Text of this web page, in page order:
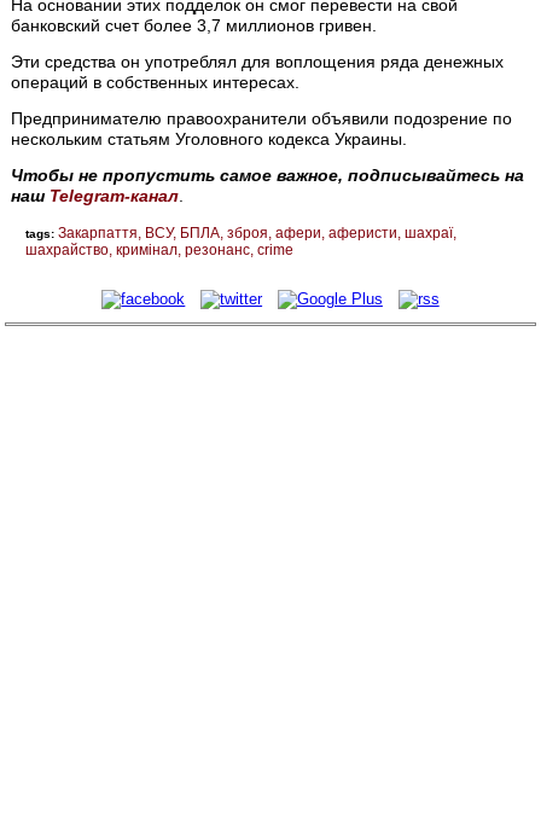
На основании этих подделок он смог перевести на свой
банковский счет более 3,7 миллионов гривен.
Эти средства он употреблял для воплощения ряда денежных
операций в собственных интересах.
Предпринимателю правоохранители объявили подозрение по
нескольким статьям Уголовного кодекса Украины.
Чтобы не пропустить самое важное, подписывайтесь на
наш Telegram-канал
tags:Закарпаття ВСУ БПЛА зброя афери аферисти шахраї
шахрайство кримінал резонанс crime